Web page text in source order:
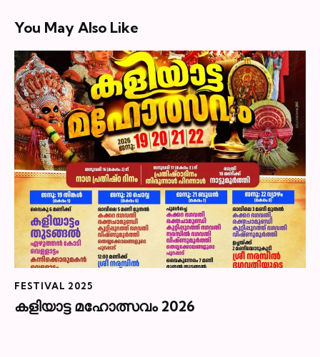
You May Also Like
FESTIVAL 2025
കളിയാട്ട മഹോത്സവം 2026